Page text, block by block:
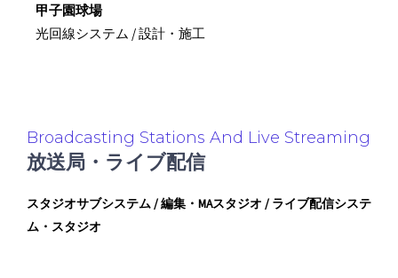
甲子園球場
光回線システム / 設計・施工
Broadcasting Stations And Live Streaming
放送局・ライブ配信
スタジオサブシステム / 編集・MAスタジオ / ライブ配信システ
ム・スタジオ